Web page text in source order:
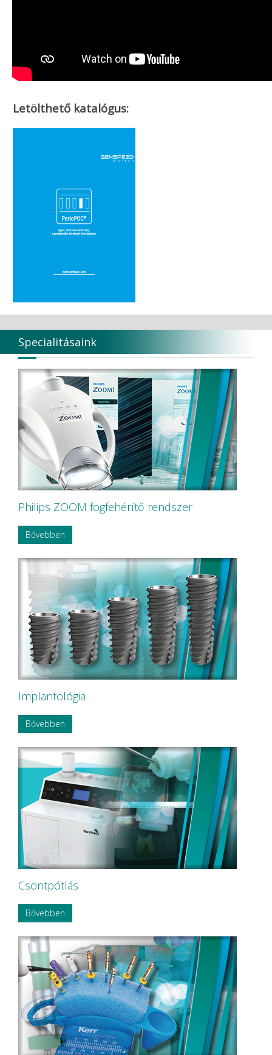
Letölthető katalógus:
Specialitásaink
Philips ZOOM fogfehérítő rendszer
Bővebben
Implantológia
Bővebben
Csontpótlás
Bővebben